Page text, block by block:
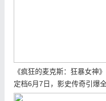
《疯狂的麦克斯：狂暴女神》
定档6月7日，影史传奇引爆
国影院